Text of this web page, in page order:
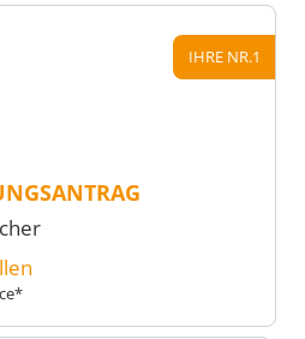
IHRE NR.1